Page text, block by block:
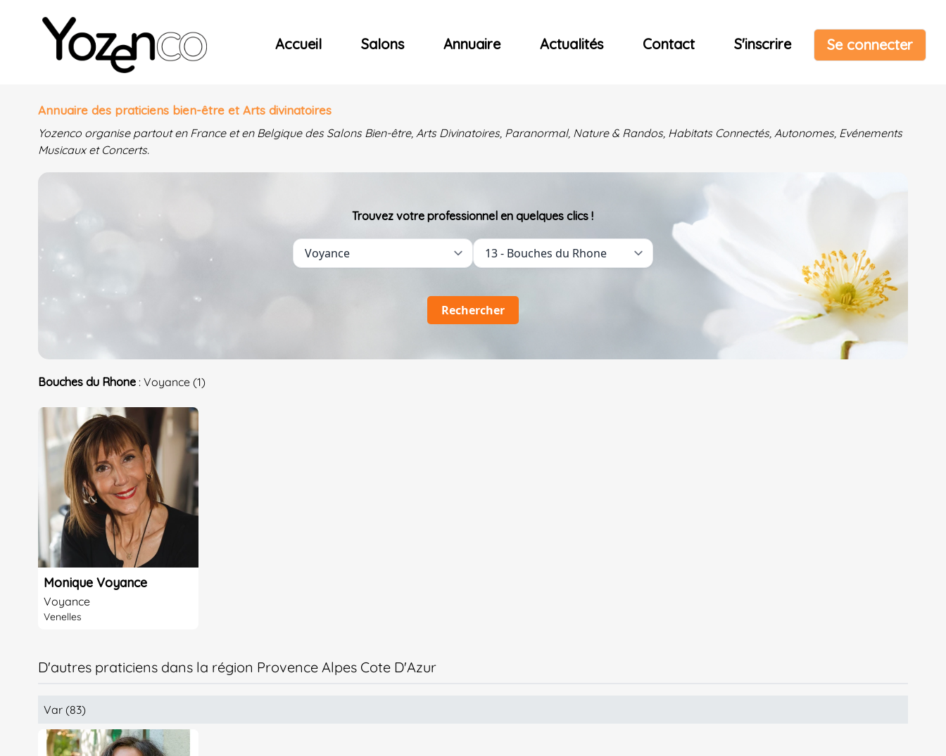
Yozenco - Organisateur de Salons, Evénements et Concerts
Accueil Salons Annuaire Actualités Contact S'inscrire Se connecter
Annuaire des praticiens bien-être et Arts divinatoires
Yozenco organise partout en France et en Belgique des Salons Bien-être, Arts Divinatoires, Paranormal, Nature & Randos, Habitats Connectés, Autonomes, Evénements
Musicaux et Concerts.
Trouvez votre professionnel en quelques clics !
Rechercher
Bouches du Rhone : Voyance (1)
Monique Voyance
Voyance
Venelles
D'autres praticiens dans la région Provence Alpes Cote D'Azur
Var (83)